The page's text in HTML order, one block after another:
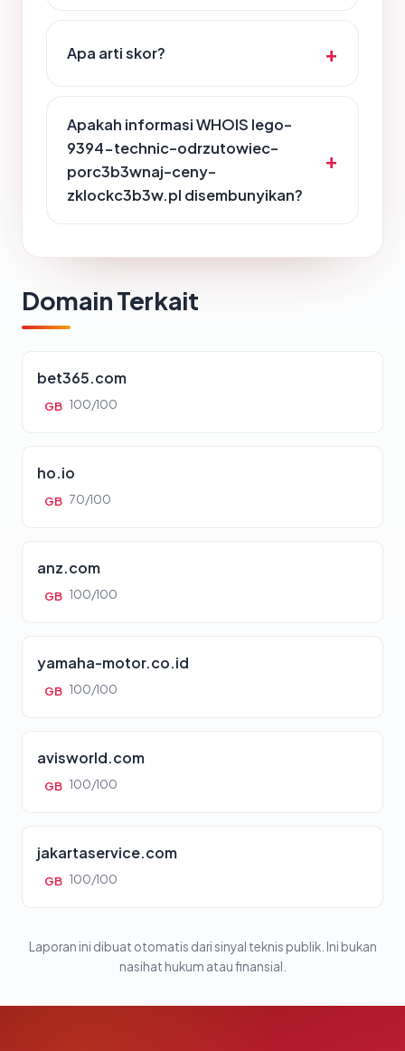
Apa arti skor?
Apakah informasi WHOIS lego-
9394-technic-odrzutowiec-
porc3b3wnaj-ceny-
zklockc3b3w.pl disembunyikan?
Domain Terkait
bet365.com
GB 100/100
ho.io
GB 70/100
anz.com
GB 100/100
yamaha-motor.co.id
GB 100/100
avisworld.com
GB 100/100
jakartaservice.com
GB 100/100
Laporan ini dibuat otomatis dari sinyal teknis publik. Ini bukan
nasihat hukum atau finansial.